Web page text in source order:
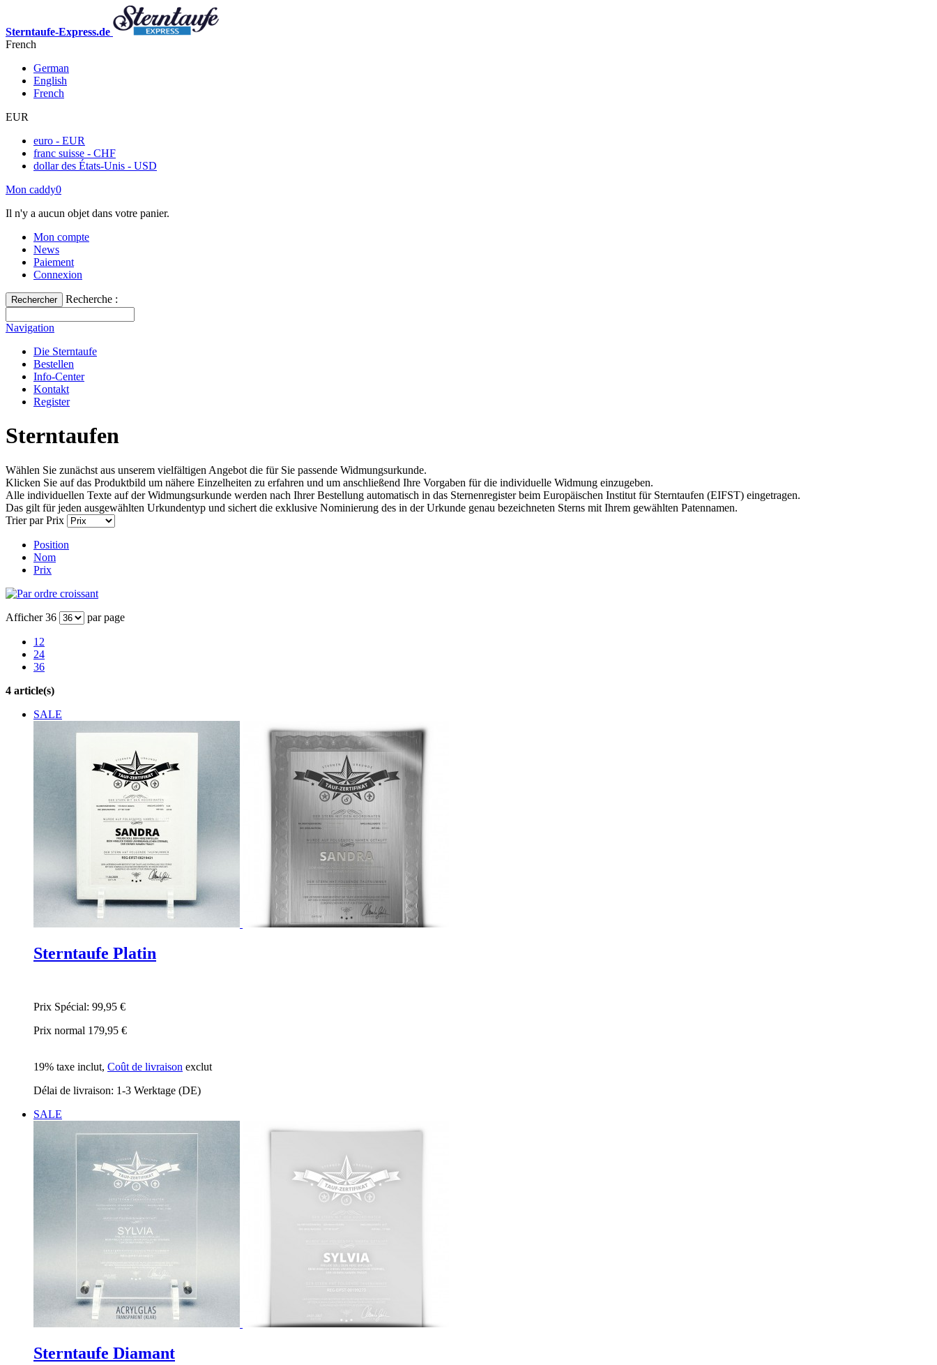
Sterntaufe-Express.de
French
German
English
French
EUR
euro - EUR
franc suisse - CHF
dollar des États-Unis - USD
Mon caddy0
Il n'y a aucun objet dans votre panier.
Mon compte
News
Paiement
Connexion
Rechercher Recherche :
Navigation
Die Sterntaufe
Bestellen
Info-Center
Kontakt
Register
Sterntaufen
Wählen Sie zunächst aus unserem vielfältigen Angebot die für Sie passende Widmungsurkunde.
Klicken Sie auf das Produktbild um nähere Einzelheiten zu erfahren und um anschließend Ihre Vorgaben für die individuelle Widmung einzugeben.
Alle individuellen Texte auf der Widmungsurkunde werden nach Ihrer Bestellung automatisch in das Sternenregister beim Europäischen Institut für Sterntaufen (EIFST) eingetragen.
Das gilt für jeden ausgewählten Urkundentyp und sichert die exklusive Nominierung des in der Urkunde genau bezeichneten Sterns mit Ihrem gewählten Patennamen.
Trier par Prix
Position
Nom
Prix
Afficher 36 par page
12
24
36
4 article(s)
SALE
Sterntaufe Platin
Prix Spécial: 99,95 €
Prix normal 179,95 €
19% taxe inclut, Coût de livraison exclut
Délai de livraison: 1-3 Werktage (DE)
SALE
Sterntaufe Diamant